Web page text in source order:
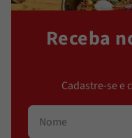
Receba
Cadastre-se e